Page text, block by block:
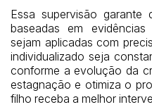
Essa supervisão
baseadas em
sejam aplicadas com
individualizado seja
conforme a evolução da
estagnação e otimiza o
filho receba a melhor